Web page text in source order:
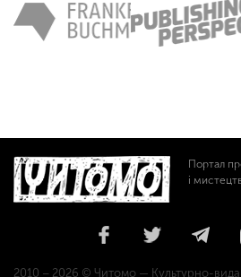
Портал
і
2010 – 2026 © Читомо — Культурно-